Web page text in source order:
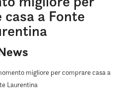
a Fonte
migliore per comprare casa a
Laurentina